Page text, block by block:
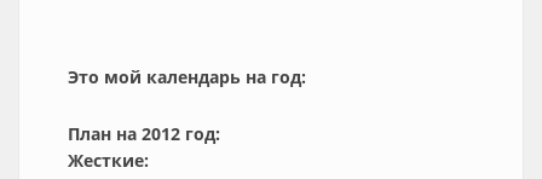
Это мой календарь на год:
План на 2012 год:
Жесткие: